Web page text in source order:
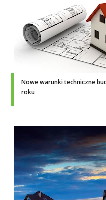
Nowe warunki techniczne
roku